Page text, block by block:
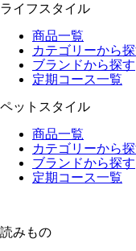
ライフスタイル
商品一覧
カテゴリーから
ブランドから探す
定期コース一覧
ペットスタイル
商品一覧
カテゴリーから
ブランドから探す
定期コース一覧
読みもの